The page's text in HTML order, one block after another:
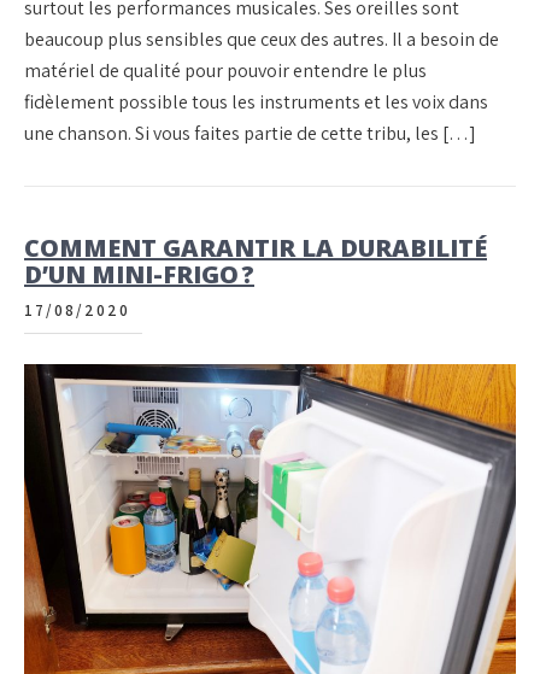
surtout les performances musicales. Ses oreilles sont
beaucoup plus sensibles que ceux des autres. Il a besoin de
matériel de qualité pour pouvoir entendre le plus
fidèlement possible tous les instruments et les voix dans
une chanson. Si vous faites partie de cette tribu, les […]
COMMENT GARANTIR LA DURABILITÉ
D’UN MINI-FRIGO ?
17/08/2020